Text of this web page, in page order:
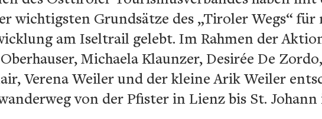
wichtigsten Grundsätze des „Tiroler Wegs“ für
am Iseltrail gelebt. Im Rahmen der
Michaela Klaunzer, Desirée De
Verena Weiler und der kleine Arik Weiler
von der Pfister in Lienz bis St. Johann